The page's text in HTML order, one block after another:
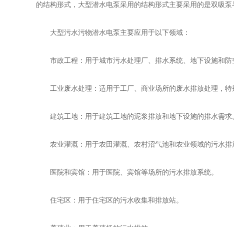
的结构形式，大型潜水电泵采用的结构形式主要采用的是双吸泵
‌大型污水污物潜水电泵‌主要应用于以下领域：
市政工程‌：用于城市污水处理厂、排水系统、地下设施和防
工业废水处理‌：适用于工厂、商业场所的废水排放处理，特
建筑工地‌：用于建筑工地的泥浆排放和地下设施的排水需求‌
农业灌溉‌：用于农田灌溉、农村沼气池和农业领域的污水排
‌医院和宾馆‌：用于医院、宾馆等场所的污水排放系统‌。
‌住宅区‌：用于住宅区的污水收集和排放站‌。